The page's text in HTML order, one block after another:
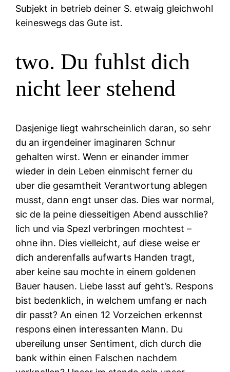
Subjekt in betrieb deiner S. etwaig gleichwohl
keineswegs das Gute ist.
two. Du fuhlst dich
nicht leer stehend
Dasjenige liegt wahrscheinlich daran, so sehr
du an irgendeiner imaginaren Schnur
gehalten wirst. Wenn er einander immer
wieder in dein Leben einmischt ferner du
uber die gesamtheit Verantwortung ablegen
musst, dann engt unser das. Dies war normal,
sic de la peine diesseitigen Abend ausschlie?
lich und via Spezl verbringen mochtest –
ohne ihn. Dies vielleicht, auf diese weise er
dich anderenfalls aufwarts Handen tragt,
aber keine sau mochte in einem goldenen
Bauer hausen. Liebe lasst auf geht’s. Respons
bist bedenklich, in welchem umfang er nach
dir passt? An einen 12 Vorzeichen erkennst
respons einen interessanten Mann. Du
ubereilung unser Sentiment, dich durch die
bank within einen Falschen nachdem